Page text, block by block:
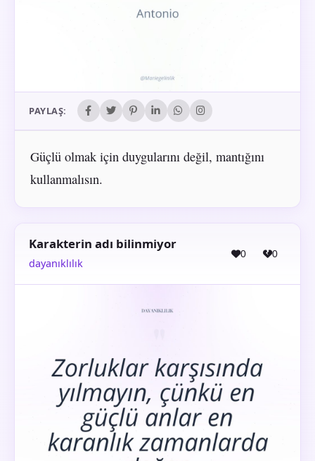
PAYLAŞ:
Güçlü olmak için duygularını değil, mantığını
kullanmalısın.
Karakterin adı bilinmiyor
dayanıklılık
0 0